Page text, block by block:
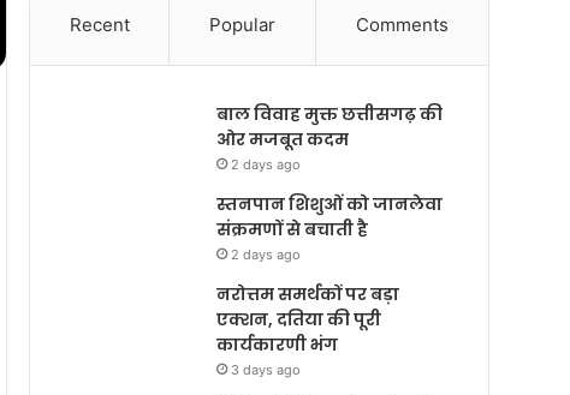
Recent Popular Comments
बाल विवाह मुक्त छत्तीसगढ़ की
ओर मजबूत कदम
2 days ago
स्तनपान शिशुओं को जानलेवा
संक्रमणों से बचाती है
2 days ago
नरोत्तम समर्थकों पर बड़ा
एक्शन, दतिया की पूरी
कार्यकारणी भंग
3 days ago